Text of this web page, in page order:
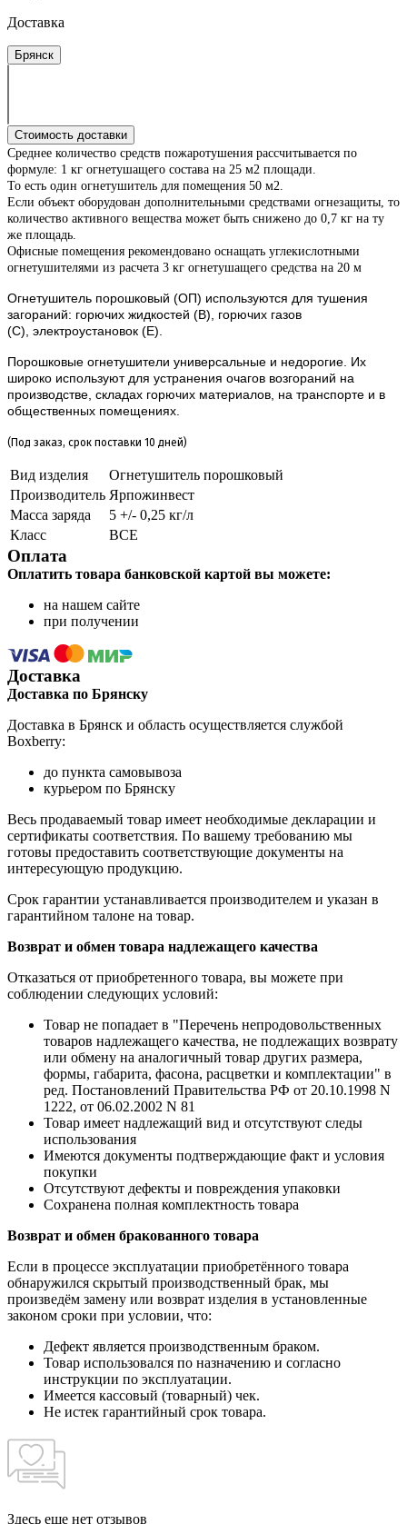
Доставка
Брянск
Стоимость доставки
Среднее количество средств пожаротушения рассчитывается по
формуле: 1 кг огнетушащего состава на 25 м2 площади.
То есть один огнетушитель для помещения 50 м2.
Если объект оборудован дополнительными средствами огнезащиты, то
количество активного вещества может быть снижено до 0,7 кг на ту
же площадь.
Офисные помещения рекомендовано оснащать углекислотными
огнетушителями из расчета 3 кг огнетушащего средства на 20 м
Огнетушитель порошковый (ОП) используются для тушения
загораний: горючих жидкостей (В), горючих газов
(C), электроустановок (Е).
Порошковые огнетушители универсальные и недорогие. Их
широко используют для устранения очагов возгораний на
производстве, складах горючих материалов, на транспорте и в
общественных помещениях.
(Под заказ, срок поставки 10 дней)
Вид изделия
Огнетушитель порошковый
Производитель Ярпожинвест
Масса заряда
5 +/- 0,25 кг/л
Класс
ВСЕ
Оплата
Оплатить товара банковской картой вы можете:
на нашем сайте
при получении
Доставка
Доставка по Брянску
Доставка в Брянск и область осуществляется службой
Boxberry:
до пункта самовывоза
курьером по Брянску
Весь продаваемый товар имеет необходимые декларации и
сертификаты соответствия. По вашему требованию мы
готовы предоставить соответствующие документы на
интересующую продукцию.
Срок гарантии устанавливается производителем и указан в
гарантийном талоне на товар.
Возврат и обмен товара надлежащего качества
Отказаться от приобретенного товара, вы можете при
соблюдении следующих условий:
Товар не попадает в "Перечень непродовольственных
товаров надлежащего качества, не подлежащих возврату
или обмену на аналогичный товар других размера,
формы, габарита, фасона, расцветки и комплектации" в
ред. Постановлений Правительства РФ от 20.10.1998 N
1222, от 06.02.2002 N 81
Товар имеет надлежащий вид и отсутствуют следы
использования
Имеются документы подтверждающие факт и условия
покупки
Отсутствуют дефекты и повреждения упаковки
Сохранена полная комплектность товара
Возврат и обмен бракованного товара
Если в процессе эксплуатации приобретённого товара
обнаружился скрытый производственный брак, мы
произведём замену или возврат изделия в установленные
законом сроки при условии, что:
Дефект является производственным браком.
Товар использовался по назначению и согласно
инструкции по эксплуатации.
Имеется кассовый (товарный) чек.
Не истек гарантийный срок товара.
Здесь еще нет отзывов